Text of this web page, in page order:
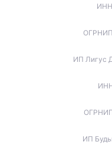
ИП Лигус
ИП